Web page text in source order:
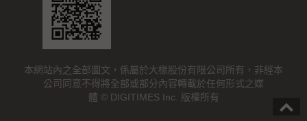
本網站內之全部圖文，係屬於大椽股份有限公司所有，非經本
公司同意不得將全部或部分內容轉載於任何形式之媒
體 © DIGITIMES Inc. 版權所有